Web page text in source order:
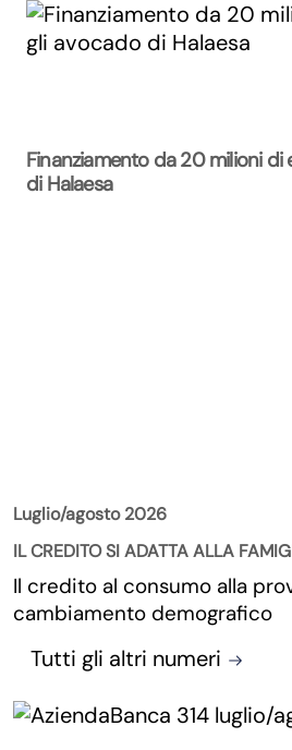
Finanziamento da 20 milioni
di Halaesa
Luglio/agosto 2026
IL CREDITO SI ADATTA ALLA
Il credito al consumo alla
cambiamento demografico
Tutti gli altri numeri